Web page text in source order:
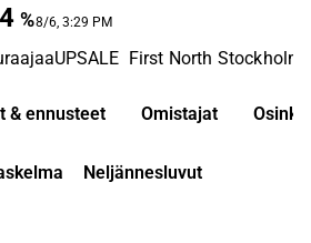
%8/6, 3:29 PM
UPSALE First North Stockholm
& ennusteet Omistajat Osinko
Neljännesluvut